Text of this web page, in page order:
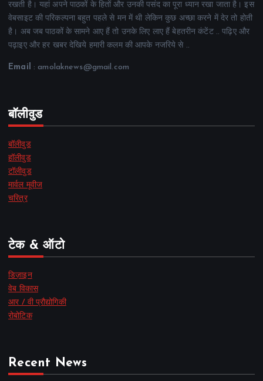
रखती है। यहां अपने पाठकों के हितों और उनकी पसंद का पूरा ध्यान रखा जाता है। इस
वेबसाइट की परिकल्पना बहुत पहले से मन में थी लेकिन कुछ अच्छा करने में देर तो होती
है। अब जब पाठकों के सामने आए हैं तो उनके लिए लाए हैं बेहतरीन कंटेंट .. पढ़िए और
पढ़ाइए और हर खबर देखिये हमारी कलम की आपके नजरिये से ..
Email : amolaknews@gmail.com
बॉलीवुड
बॉलीवुड
हॉलीवुड
टॉलीवुड
मार्वल मूवीज
चरित्र
टेक & ऑटो
डिज़ाइन
वेब विकास
आर / वी प्रौद्योगिकी
रोबोटिक
Recent News